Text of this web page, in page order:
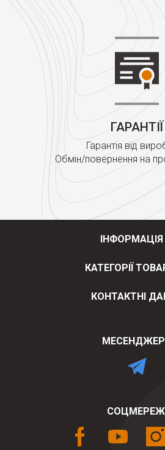
ГАРАНТІЇ
Гарантія від
Обмін/повернення на
ІНФОРМАЦІЯ
КАТЕГОРІЇ
КОНТАКТНІ
СОЦМЕРЕЖІ